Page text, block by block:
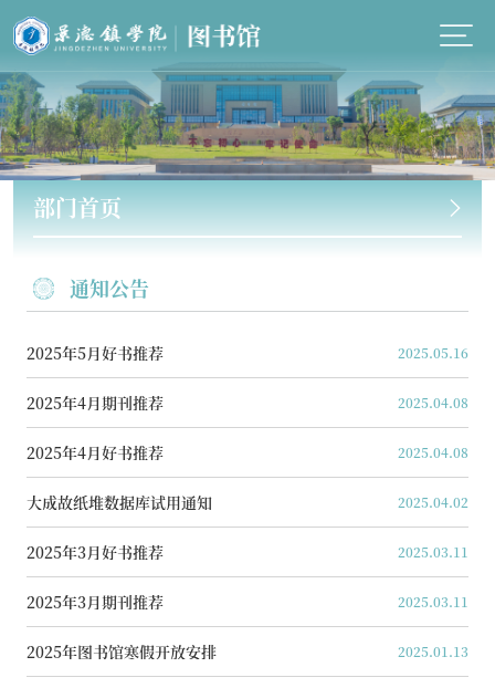
部门首页
通知公告
2025年5月好书推荐 2025.05.16
2025年4月期刊推荐 2025.04.08
2025年4月好书推荐 2025.04.08
大成故纸堆数据库试用通知 2025.04.02
2025年3月好书推荐 2025.03.11
2025年3月期刊推荐 2025.03.11
2025年图书馆寒假开放安排 2025.01.13